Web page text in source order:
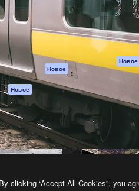
голоса
ИИ
контент
ChatGPT
Новое
Новое
Условия и
положения
Политика
Оригиналы
Новое
Политика
cookie
Центр доверия
Партнеры
Предприятие
By clicking “Accept All Cookies”, you